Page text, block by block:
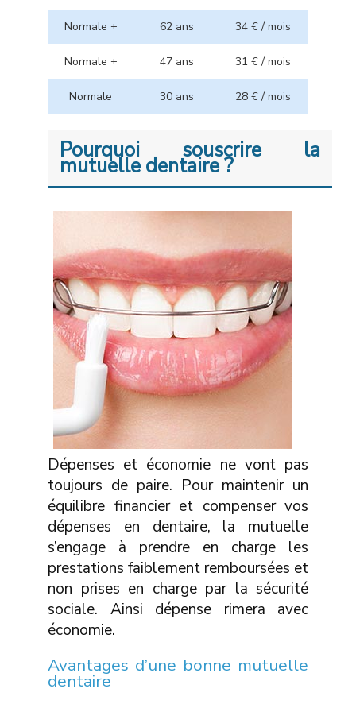
Normale + 62 ans 34 € / mois
Normale + 47 ans 31 € / mois
Normale 30 ans 28 € / mois
Pourquoi souscrire la
mutuelle dentaire ?
Dépenses et économie ne vont pas
toujours de paire. Pour maintenir un
équilibre financier et compenser vos
dépenses en dentaire, la mutuelle
s’engage à prendre en charge les
prestations faiblement remboursées et
non prises en charge par la sécurité
sociale. Ainsi dépense rimera avec
économie.
Avantages d’une bonne mutuelle
dentaire